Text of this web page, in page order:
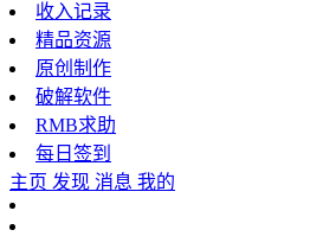
收入记录
精品资源
原创制作
破解软件
RMB求助
每日签到
主页 发现 消息 我的